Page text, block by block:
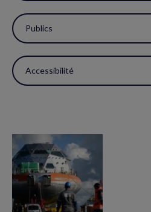
Publics
Accessibilité